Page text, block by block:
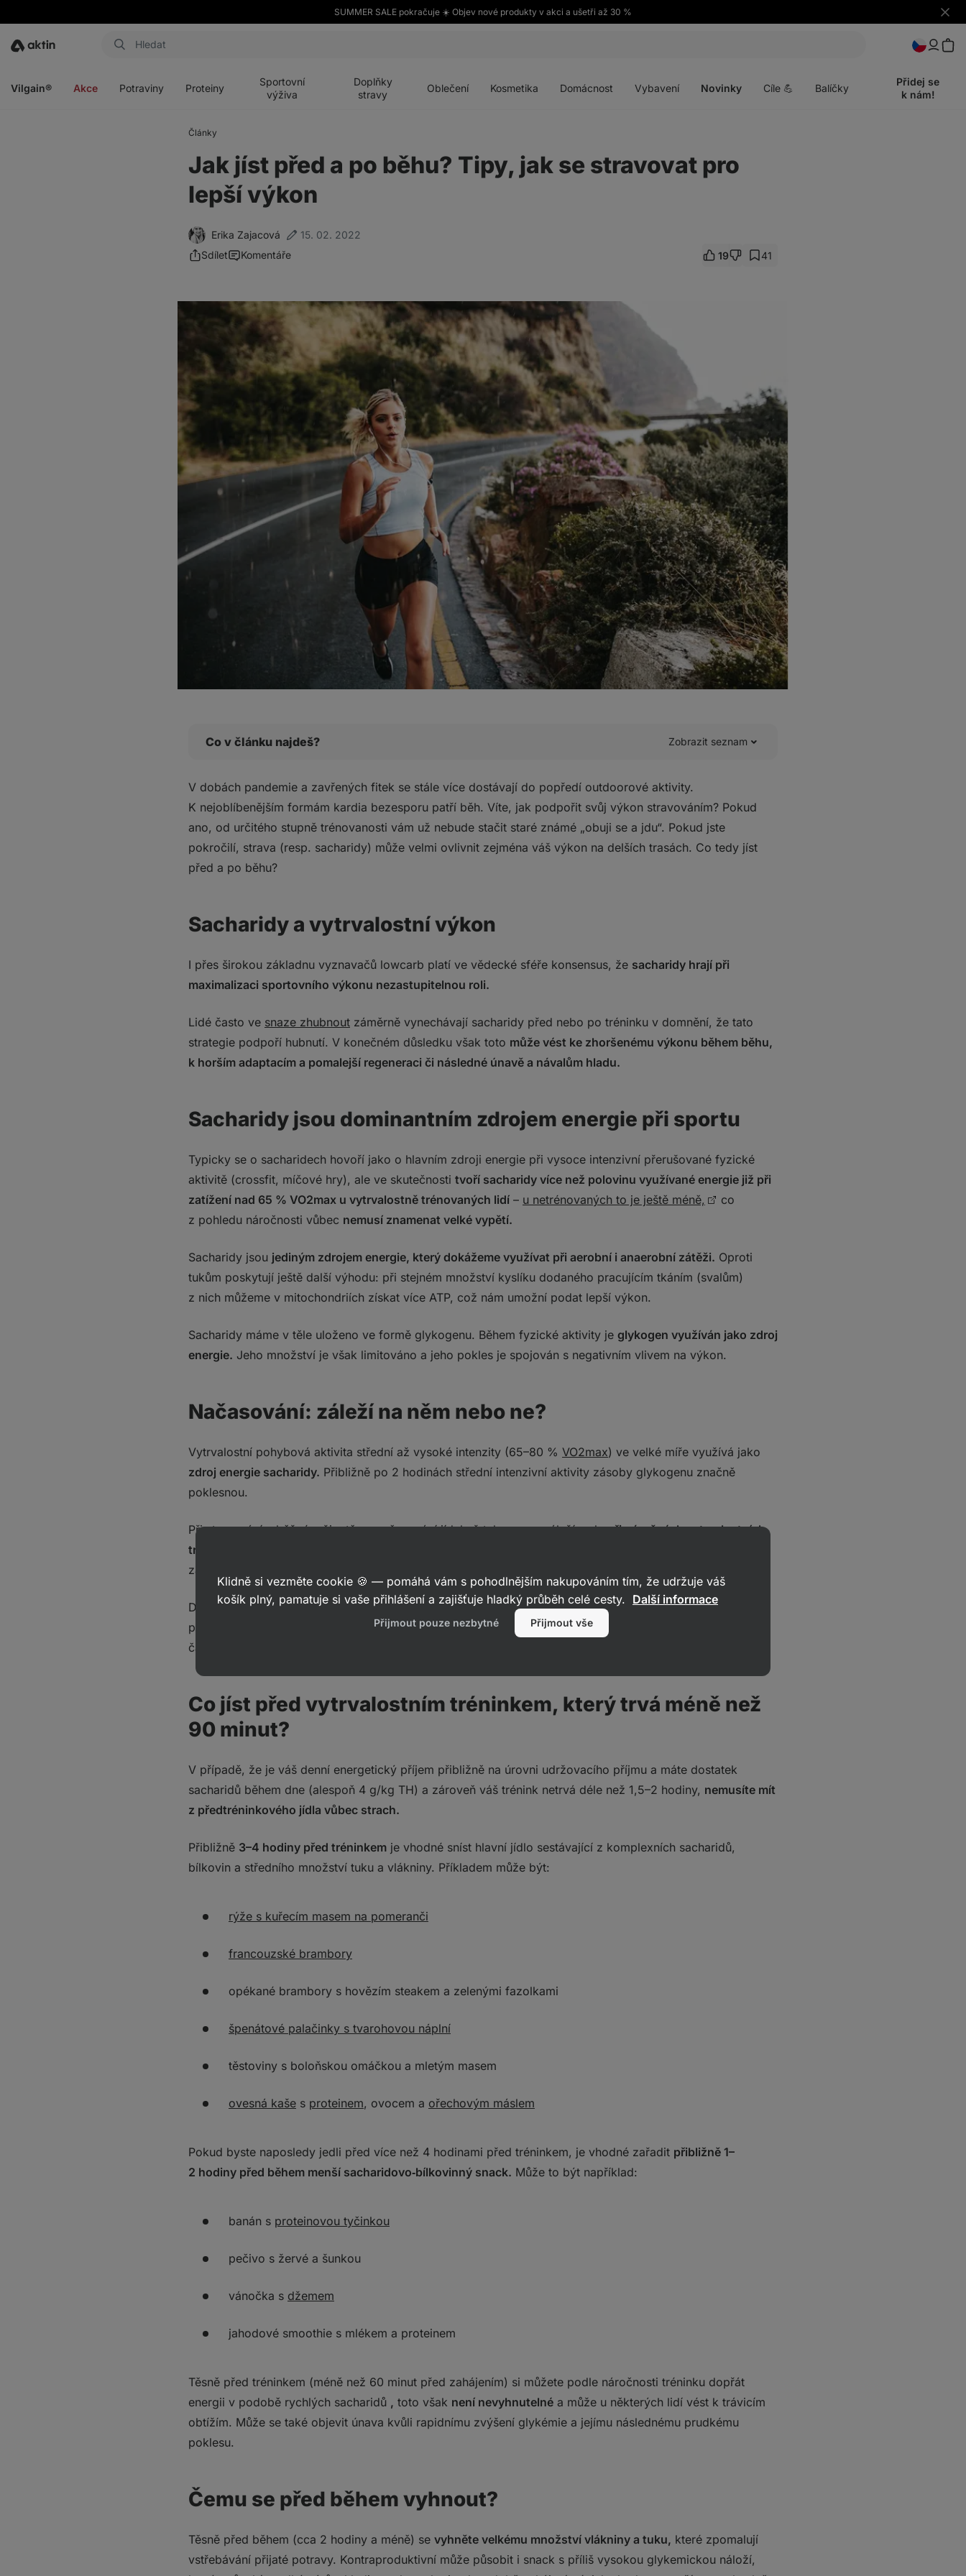
SUMMER SALE pokračuje ☀️ Objev nové produkty v akci a ušetři až 30 %
Skrýt
Aktin
Vilgain® Akce Potraviny Proteiny
Sportovní
výživa
Doplňky
stravy
Oblečení Kosmetika Domácnost Vybavení Novinky Cíle 💪 Balíčky
Přidej se
k nám!
Články
Jak jíst před a po běhu? Tipy, jak se stravovat pro
lepší výkon
Erika Zajacová
15. 02. 2022
Sdílet
Komentáře 19 41
Co v článku najdeš? Zobrazit seznam
Sacharidy a vytrvalostní výkon
Sacharidy jsou dominantním zdrojem energie při sportu
Načasování: záleží na něm nebo ne?
Co jíst před vytrvalostním tréninkem, který trvá méně než 90 minut?
Čemu se před během vyhnout?
Můžu běhat nalačno?
Věděli jste, že...?
Pitný režim během výkonu
Věděli jste, že...?
Čemu se po běhu vyhnout?
Co si z toho odnést?
V dobách pandemie a zavřených fitek se stále více dostávají do popředí outdoorové aktivity.
K nejoblíbenějším formám kardia bezesporu patří běh. Víte, jak podpořit svůj výkon stravováním? Pokud
ano, od určitého stupně trénovanosti vám už nebude stačit staré známé „obuji se a jdu“. Pokud jste
pokročilí, strava (resp. sacharidy) může velmi ovlivnit zejména váš výkon na delších trasách. Co tedy jíst
před a po běhu?
Sacharidy a vytrvalostní výkon
I přes širokou základnu vyznavačů lowcarb platí ve vědecké sféře konsensus, že sacharidy hrají při
maximalizaci sportovního výkonu nezastupitelnou roli.
Lidé často ve snaze zhubnout záměrně vynechávají sacharidy před nebo po tréninku v domnění, že tato
strategie podpoří hubnutí. V konečném důsledku však toto může vést ke zhoršenému výkonu během běhu,
k horším adaptacím a pomalejší regeneraci či následné únavě a návalům hladu.
Sacharidy jsou dominantním zdrojem energie při sportu
Typicky se o sacharidech hovoří jako o hlavním zdroji energie při vysoce intenzivní přerušované fyzické
aktivitě (crossfit, míčové hry), ale ve skutečnosti tvoří sacharidy více než polovinu využívané energie již při
zatížení nad 65 % VO2max u vytrvalostně trénovaných lidí – u netrénovaných to je ještě méně,
co
z pohledu náročnosti vůbec nemusí znamenat velké vypětí.
Sacharidy jsou jediným zdrojem energie, který dokážeme využívat při aerobní i anaerobní zátěži. Oproti
tukům poskytují ještě další výhodu: při stejném množství kyslíku dodaného pracujícím tkáním (svalům)
z nich můžeme v mitochondriích získat více ATP, což nám umožní podat lepší výkon.
Sacharidy máme v těle uloženo ve formě glykogenu. Během fyzické aktivity je glykogen využíván jako zdroj
energie. Jeho množství je však limitováno a jeho pokles je spojován s negativním vlivem na výkon.
Načasování: záleží na něm nebo ne?
Vytrvalostní pohybová aktivita střední až vysoké intenzity (65–80 % VO2max) ve velké míře využívá jako
zdroj energie sacharidy. Přibližně po 2 hodinách střední intenzivní aktivity zásoby glykogenu značně
poklesnou.
Při stravování v běžném životě na načasování jídel až tak moc nezáleží – alepři náročných vytrvalostních
trénincích můžete z dobrého načasování živin benefitovat
zájmů sportovní výživy.
Dobrá zpráva je, žepříjem sacharidů před, během i po výkonu je dnes dobře zdokumentován- a při
přibližně rovnoměrném rozdělení sacharidů během dne pro vás nebude znamenat žádné velké
čachry‑machry.
Co jíst před vytrvalostním tréninkem, který trvá méně než
90 minut?
V případě, že je váš denní energetický příjem přibližně na úrovni udržovacího příjmu a máte dostatek
sacharidů během dne (alespoň 4 g/kg TH) a zároveň váš trénink netrvá déle než 1,5–2 hodiny, nemusíte mít
z předtréninkového jídla vůbec strach.
Přibližně 3–4 hodiny před tréninkem je vhodné sníst hlavní jídlo sestávající z komplexních sacharidů,
bílkovin a středního množství tuku a vlákniny. Příkladem může být:
rýže s kuřecím masem na pomeranči
francouzské brambory
opékané brambory s hovězím steakem a zelenými fazolkami
špenátové palačinky s tvarohovou náplní
těstoviny s boloňskou omáčkou a mletým masem
ovesná kaše s proteinem, ovocem a ořechovým máslem
Pokud byste naposledy jedli před více než 4 hodinami před tréninkem, je vhodné zařadit přibližně 1–
2 hodiny před během menší sacharidovo‑bílkovinný snack. Může to být například:
banán s proteinovou tyčinkou
pečivo s žervé a šunkou
vánočka s džemem
jahodové smoothie s mlékem a proteinem
Těsně před tréninkem (méně než 60 minut před zahájením) si můžete podle náročnosti tréninku dopřát
energii v podobě rychlých sacharidů , toto však není nevyhnutelné a může u některých lidí vést k trávicím
obtížím. Může se také objevit únava kvůli rapidnímu zvýšení glykémie a jejímu následnému prudkému
poklesu.
Čemu se před během vyhnout?
Těsně před během (cca 2 hodiny a méně) se vyhněte velkému množství vlákniny a tuku, které zpomalují
vstřebávání přijaté potravy. Kontraproduktivní může působit i snack s příliš vysokou glykemickou náloží,
Klidně si vezměte cookie 🍪 — pomáhá vám s pohodlnějším nakupováním tím, že udržuje váš
košík plný, pamatuje si vaše přihlášení a zajišťuje hladký průběh celé cesty. Další informace
Přijmout pouze nezbytné Přijmout vše